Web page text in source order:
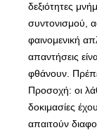
δεξιότητες
συντονισμού,
φαινομενική
απαντήσεις
φθάνουν.
Προσοχή: οι
δοκιμασίες
απαιτούν